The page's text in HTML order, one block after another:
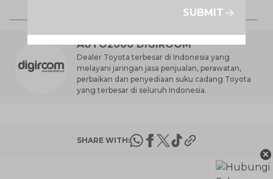
AUTO2000 DIGIROOM
Dealer Toyota terbesar di Indonesia yang
melayani jaringan jasa penjualan, perawatan,
perbaikan dan penyediaan suku cadang Toyota
yang terbesar di seluruh Indonesia.
SHARE WITH:
×
SUBMIT